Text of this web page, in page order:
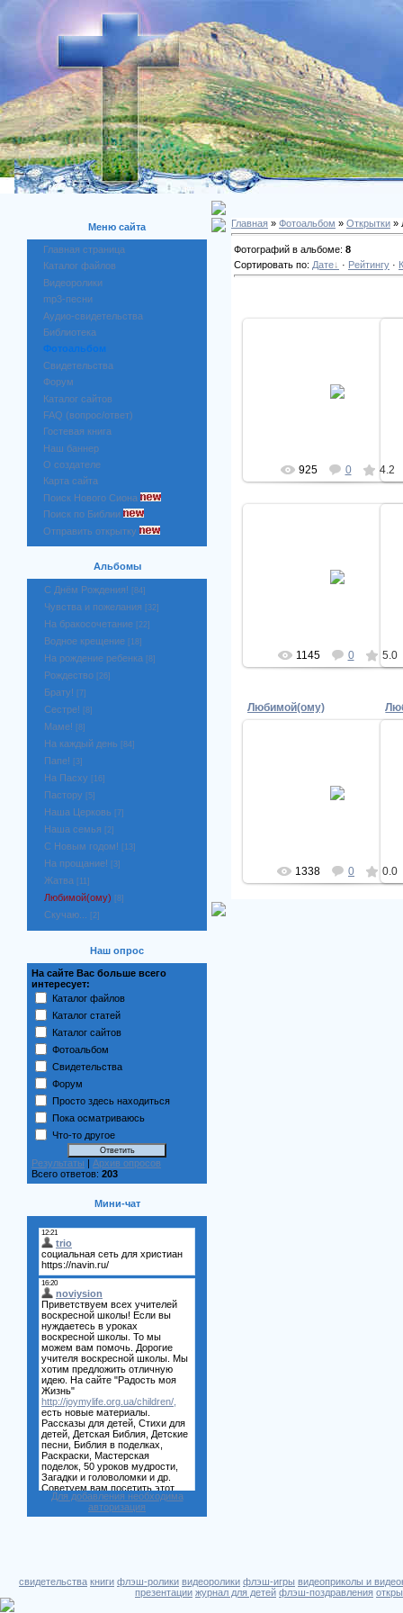
Меню сайта
Главная страница
Каталог файлов
Видеоролики
mp3-песни
Аудио-свидетельства
Библиотека
Фотоальбом
Свидетельства
Форум
Каталог сайтов
FAQ (вопрос/ответ)
Гостевая книга
Наш баннер
О создателе
Карта сайта
Поиск Нового Сиона
Поиск по Библии
Отправить открытку
Альбомы
С Днём Рождения! [84]
Чувства и пожелания [32]
На бракосочетание [22]
Водное крещение [18]
На рождение ребенка [8]
Рождество [26]
Брату! [7]
Сестре! [8]
Маме! [8]
На каждый день [84]
Папе! [3]
На Пасху [16]
Пастору [5]
Наша Церковь [7]
Наша семья [2]
С Новым годом! [13]
На прощание! [3]
Жатва [11]
Любимой(ому) [8]
Скучаю... [2]
Наш опрос
На сайте Вас больше всего
интересует:
Каталог файлов
Каталог статей
Каталог сайтов
Фотоальбом
Свидетельства
Форум
Просто здесь находиться
Пока осматриваюсь
Что-то другое
Результаты | Архив опросов
Всего ответов: 203
Мини-чат
Для добавления необходима
авторизация
Главная » Фотоальбом » Открытки »
Фотографий в альбоме: 8
Сортировать по: Дате · Рейтингу ·
925 0 4.2
1145 0 5.0
Любимой(ому)
1338 0 0.0
свидетельства книги флэш-ролики видеоролики флэш-игры видеоприколы и
презентации журнал для детей флэш-поздравления